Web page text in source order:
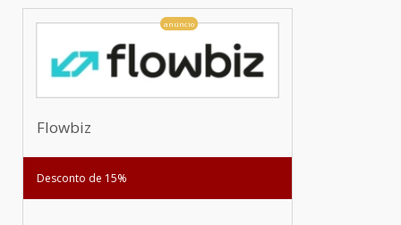
anúncio
Flowbiz
Desconto de 15%